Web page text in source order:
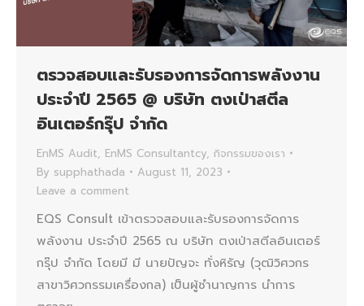
ตรวจสอบและรับรองการจัดการพลังงาน
ประจำปี 2565 @ บริษัท ตงเป่าสตีล
อินเตอร์กรุ๊ป จำกัด
EnMS Audit, EnMS Consultantcy, กิจกรรมของเรา
By supphathada
August 11, 2023
Leave a comment
EQS Consult เข้าตรวจสอบและรับรองการจัดการ
พลังงาน ประจำปี 2565 ณ บริษัท ตงเป่าสตีลอินเตอร์
กรุ๊ป จำกัด โดยมี มี นายปัญจะ ทั่งหิรัญ (วุฒิวิศวกร
สาขาวิศวกรรมเครื่องกล) เป็นผู้ชำนาญการ นำการ